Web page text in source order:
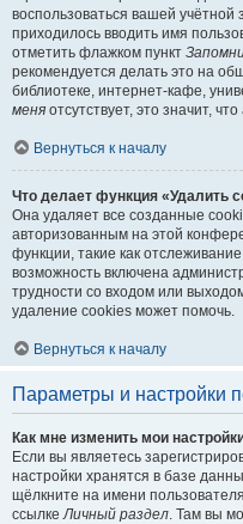
воспользоваться вашей
приходилось вводить имя
отметить флажком пункт
рекомендуется делать это на
библиотеке, интернет-кафе,
меня отсутствует, это значит,
Вернуться к началу
Что делает функция «Удалить
Она удаляет все созданные
авторизованным на этой
функции, такие как
возможность включена
трудности со входом или
удаление cookies может помочь.
Вернуться к началу
Параметры и настройки
Как мне изменить мои
Если вы являетесь
настройки хранятся в базе
щёлкните на имени
ссылкеЛичный раздел. Там вы